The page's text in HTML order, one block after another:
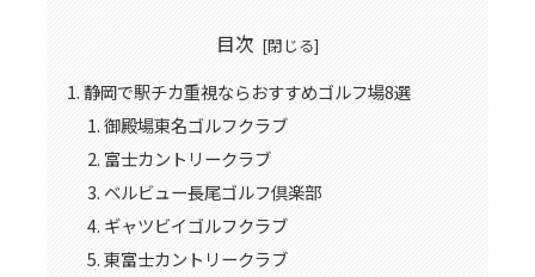
目次
静岡で駅チカ重視ならおすすめゴルフ場8選
御殿場東名ゴルフクラブ
富士カントリークラブ
ベルビュー長尾ゴルフ倶楽部
ギャツビイゴルフクラブ
東富士カントリークラブ